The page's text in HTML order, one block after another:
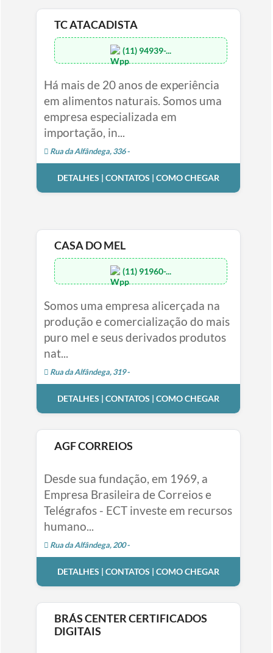
TC ATACADISTA
(11) 94939-...
Há mais de 20 anos de experiência
em alimentos naturais. Somos uma
empresa especializada em
importação, in...
Rua da Alfândega, 336 -
DETALHES | CONTATOS | COMO CHEGAR
CASA DO MEL
(11) 91960-...
Somos uma empresa alicerçada na
produção e comercialização do mais
puro mel e seus derivados produtos
nat...
Rua da Alfândega, 319 -
DETALHES | CONTATOS | COMO CHEGAR
AGF CORREIOS
Desde sua fundação, em 1969, a
Empresa Brasileira de Correios e
Telégrafos - ECT investe em recursos
humano...
Rua da Alfândega, 200 -
DETALHES | CONTATOS | COMO CHEGAR
BRÁS CENTER CERTIFICADOS
DIGITAIS